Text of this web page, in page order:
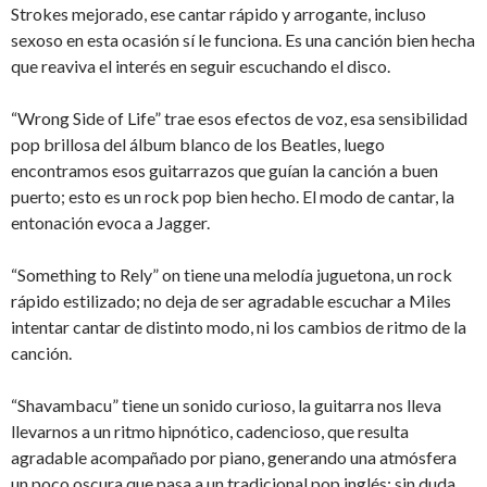
Strokes mejorado, ese cantar rápido y arrogante, incluso
sexoso en esta ocasión sí le funciona. Es una canción bien hecha
que reaviva el interés en seguir escuchando el disco.
“Wrong Side of Life” trae esos efectos de voz, esa sensibilidad
pop brillosa del álbum blanco de los Beatles, luego
encontramos esos guitarrazos que guían la canción a buen
puerto; esto es un rock pop bien hecho. El modo de cantar, la
entonación evoca a Jagger.
“Something to Rely” on tiene una melodía juguetona, un rock
rápido estilizado; no deja de ser agradable escuchar a Miles
intentar cantar de distinto modo, ni los cambios de ritmo de la
canción.
“Shavambacu” tiene un sonido curioso, la guitarra nos lleva
llevarnos a un ritmo hipnótico, cadencioso, que resulta
agradable acompañado por piano, generando una atmósfera